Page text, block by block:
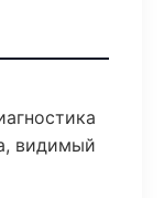
видимый